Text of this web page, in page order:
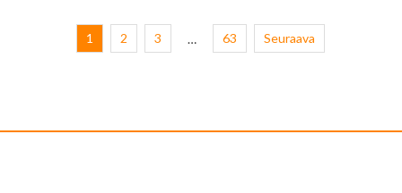
1 2 3 … 63 Seuraava